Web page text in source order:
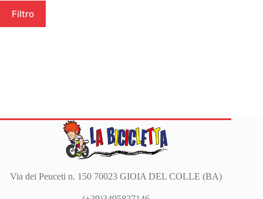
Filtro
Via dei Peuceti n. 150 70023 GIOIA DEL COLLE (BA)